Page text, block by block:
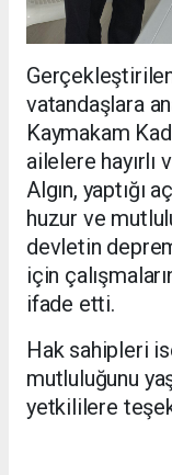
vatandaşlara
Kaymakam
ailelere hayırlı
Algın, yaptığı
huzur ve
devletin
için
ifade etti.
Hak sahipleri
mutluluğunu
yetkililere